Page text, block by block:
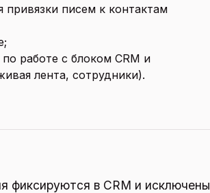
писем к контактам
работе с блоком CRM и
лента, сотрудники).
фиксируются в CRM и исключены